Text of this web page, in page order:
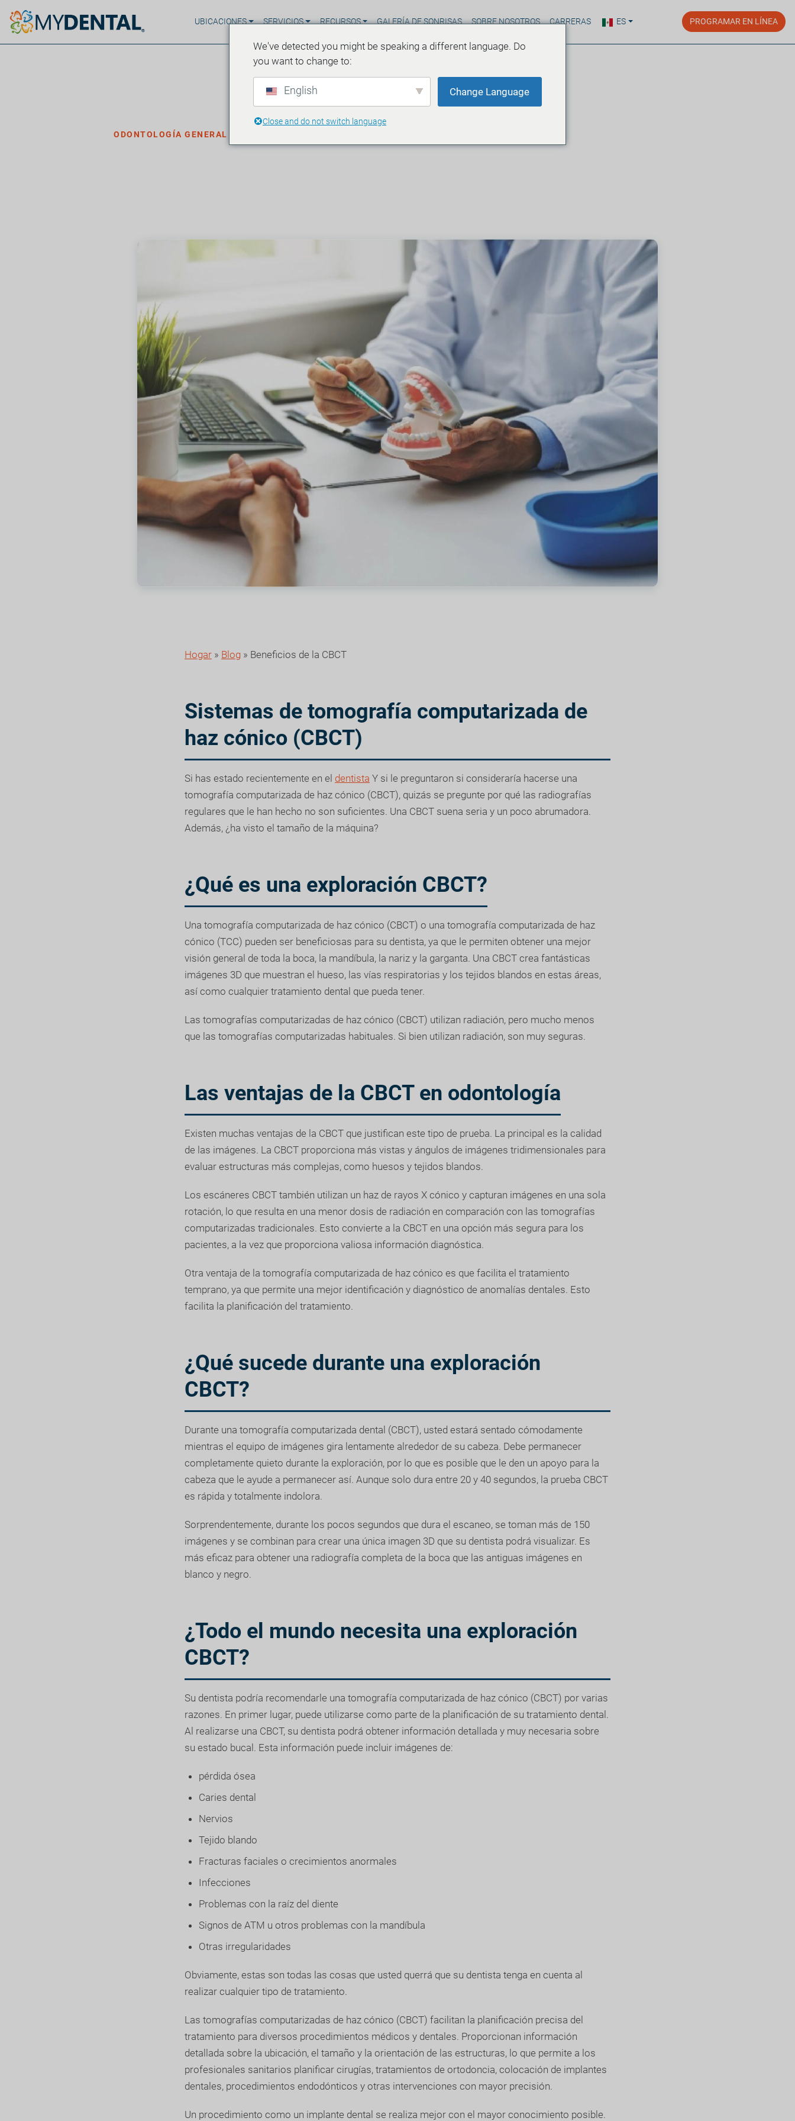
UBICACIONES SERVICIOS RECURSOS GALERÍA DE SONRISAS SOBRE NOSOTROS CARRERAS ES PROGRAMAR EN LÍNEA
ODONTOLOGÍA GENERAL
Hogar » Blog » Beneficios de la CBCT
Sistemas de tomografía computarizada de
haz cónico (CBCT)
Si has estado recientemente en el dentista Y si le preguntaron si consideraría hacerse una
tomografía computarizada de haz cónico (CBCT), quizás se pregunte por qué las radiografías
regulares que le han hecho no son suficientes. Una CBCT suena seria y un poco abrumadora.
Además, ¿ha visto el tamaño de la máquina?
¿Qué es una exploración CBCT?
Una tomografía computarizada de haz cónico (CBCT) o una tomografía computarizada de haz
cónico (TCC) pueden ser beneficiosas para su dentista, ya que le permiten obtener una mejor
visión general de toda la boca, la mandíbula, la nariz y la garganta. Una CBCT crea fantásticas
imágenes 3D que muestran el hueso, las vías respiratorias y los tejidos blandos en estas áreas,
así como cualquier tratamiento dental que pueda tener.
Las tomografías computarizadas de haz cónico (CBCT) utilizan radiación, pero mucho menos
que las tomografías computarizadas habituales. Si bien utilizan radiación, son muy seguras.
Las ventajas de la CBCT en odontología
Existen muchas ventajas de la CBCT que justifican este tipo de prueba. La principal es la calidad
de las imágenes. La CBCT proporciona más vistas y ángulos de imágenes tridimensionales para
evaluar estructuras más complejas, como huesos y tejidos blandos.
Los escáneres CBCT también utilizan un haz de rayos X cónico y capturan imágenes en una sola
rotación, lo que resulta en una menor dosis de radiación en comparación con las tomografías
computarizadas tradicionales. Esto convierte a la CBCT en una opción más segura para los
pacientes, a la vez que proporciona valiosa información diagnóstica.
Otra ventaja de la tomografía computarizada de haz cónico es que facilita el tratamiento
temprano, ya que permite una mejor identificación y diagnóstico de anomalías dentales. Esto
facilita la planificación del tratamiento.
¿Qué sucede durante una exploración
CBCT?
Durante una tomografía computarizada dental (CBCT), usted estará sentado cómodamente
mientras el equipo de imágenes gira lentamente alrededor de su cabeza. Debe permanecer
completamente quieto durante la exploración, por lo que es posible que le den un apoyo para la
cabeza que le ayude a permanecer así. Aunque solo dura entre 20 y 40 segundos, la prueba CBCT
es rápida y totalmente indolora.
Sorprendentemente, durante los pocos segundos que dura el escaneo, se toman más de 150
imágenes y se combinan para crear una única imagen 3D que su dentista podrá visualizar. Es
más eficaz para obtener una radiografía completa de la boca que las antiguas imágenes en
blanco y negro.
¿Todo el mundo necesita una exploración
CBCT?
Su dentista podría recomendarle una tomografía computarizada de haz cónico (CBCT) por varias
razones. En primer lugar, puede utilizarse como parte de la planificación de su tratamiento dental.
Al realizarse una CBCT, su dentista podrá obtener información detallada y muy necesaria sobre
su estado bucal. Esta información puede incluir imágenes de:
pérdida ósea
Caries dental
Nervios
Tejido blando
Fracturas faciales o crecimientos anormales
Infecciones
Problemas con la raíz del diente
Signos de ATM u otros problemas con la mandíbula
Otras irregularidades
Obviamente, estas son todas las cosas que usted querrá que su dentista tenga en cuenta al
realizar cualquier tipo de tratamiento.
Las tomografías computarizadas de haz cónico (CBCT) facilitan la planificación precisa del
tratamiento para diversos procedimientos médicos y dentales. Proporcionan información
detallada sobre la ubicación, el tamaño y la orientación de las estructuras, lo que permite a los
profesionales sanitarios planificar cirugías, tratamientos de ortodoncia, colocación de implantes
dentales, procedimientos endodónticos y otras intervenciones con mayor precisión.
Un procedimiento como un implante dental se realiza mejor con el mayor conocimiento posible.
We've detected you might be speaking a different language. Do
you want to change to:
English Change Language
Close and do not switch language